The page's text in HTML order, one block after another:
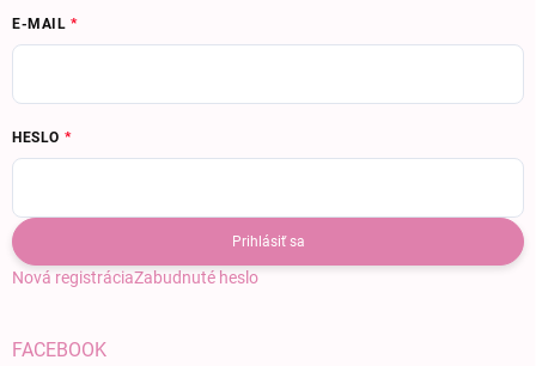
E-MAIL
HESLO
Prihlásiť sa
Nová registráciaZabudnuté heslo
FACEBOOK